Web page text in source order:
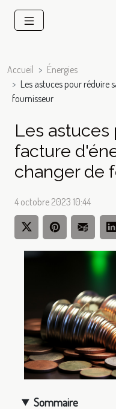
Accueil
Énergies
Les astuces pour réduire
fournisseur
Les astuces
facture
changer de
4 octobre 2023 10:44
Sommaire